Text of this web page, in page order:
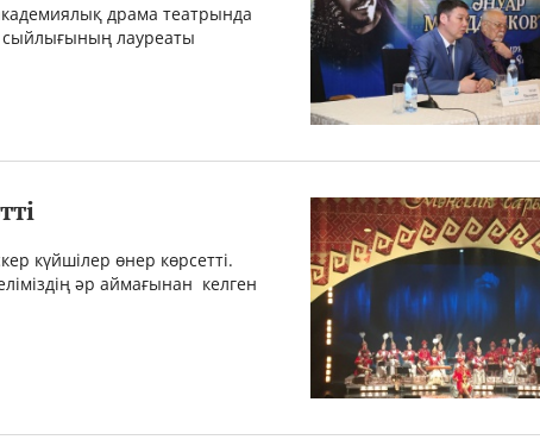
драма театрында
сыйлығының лауреаты
күйшілер өнер көрсетті.
әр аймағынан келген